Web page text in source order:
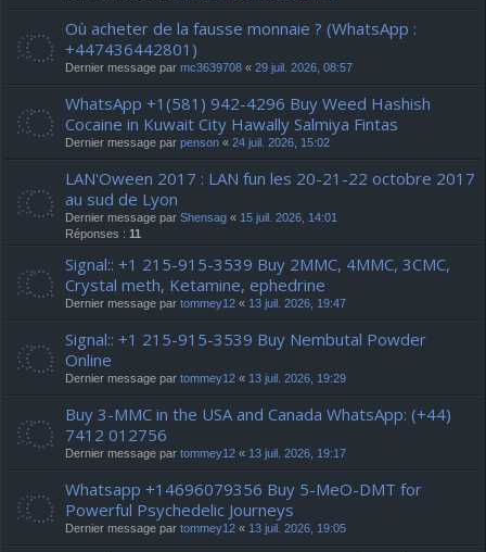
Où acheter de la fausse monnaie ? (WhatsApp :
+447436442801)
Dernier message par mc3639708 « 29 juil. 2026, 08:57
WhatsApp +1(581) 942-4296 Buy Weed Hashish
Cocaine in Kuwait City Hawally Salmiya Fintas
Dernier message par penson « 24 juil. 2026, 15:02
LAN'Oween 2017 : LAN fun les 20-21-22 octobre 2017
au sud de Lyon
Dernier message par Shensag « 15 juil. 2026, 14:01
Réponses : 11
Signal:: +1 215-915-3539 Buy 2MMC, 4MMC, 3CMC,
Crystal meth, Ketamine, ephedrine
Dernier message par tommey12 « 13 juil. 2026, 19:47
Signal:: +1 215-915-3539 Buy Nembutal Powder
Online
Dernier message par tommey12 « 13 juil. 2026, 19:29
Buy 3-MMC in the USA and Canada WhatsApp: (+44)
7412 012756
Dernier message par tommey12 « 13 juil. 2026, 19:17
Whatsapp +14696079356 Buy 5-MeO-DMT for
Powerful Psychedelic Journeys
Dernier message par tommey12 « 13 juil. 2026, 19:05